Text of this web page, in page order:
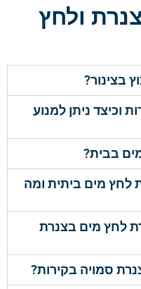
ולחץ
בצינור?
וכיצד ניתן למנוע
בבית?
מים ביתית ומה
לחץ מים בצנרת
סמויה בקירות?